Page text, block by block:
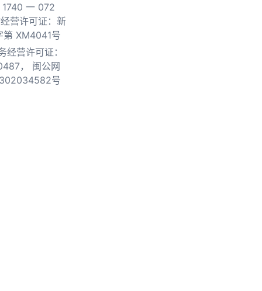
一 072
营许可证：新
第 XM4041号
经营许可证：
，
闽公网
号